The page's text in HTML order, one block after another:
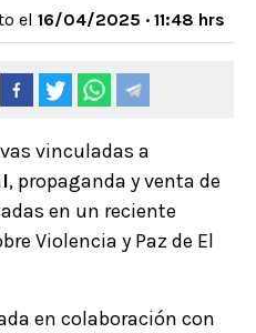
el 16/04/2025 · 11:48 hrs
vinculadas a
, propaganda y venta de
en un reciente
Violencia y Paz de El
en colaboración con